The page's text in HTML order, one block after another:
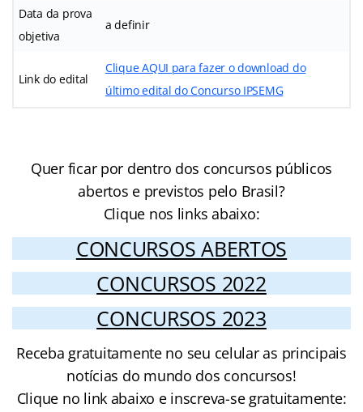
Data da prova
objetiva
a definir
Link do edital
Clique AQUI para fazer o download do
último edital do Concurso IPSEMG
Quer ficar por dentro dos concursos públicos
abertos e previstos pelo Brasil?
Clique nos links abaixo:
CONCURSOS ABERTOS
CONCURSOS 2022
CONCURSOS 2023
Receba gratuitamente no seu celular as principais
notícias do mundo dos concursos!
Clique no link abaixo e inscreva-se gratuitamente: